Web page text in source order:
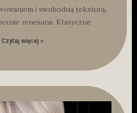
i swobodną teksturą,
renesans. Klasyczne
Czytaj więcej »